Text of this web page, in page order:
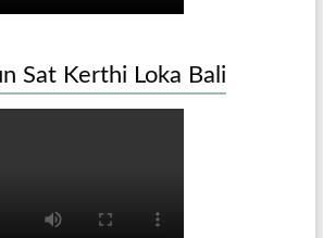
Sat Kerthi Loka Bali